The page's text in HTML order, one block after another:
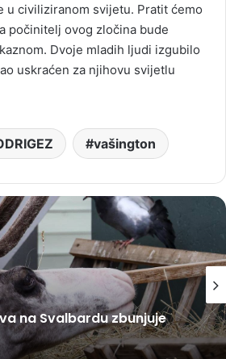
u civiliziranom svijetu. Pratit ćemo
počinitelj ovog zločina bude
Dvoje mladih ljudi izgubilo
uskraćen za njihovu svijetlu
vašington
na Svalbardu zbunjuje